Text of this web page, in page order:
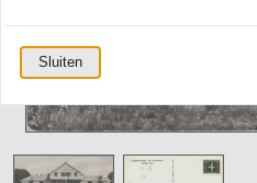
Sluiten